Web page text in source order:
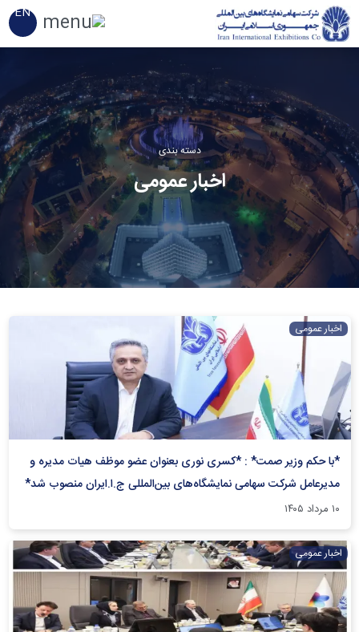
EN
دسته بندی
اخبار عمومی
اخبار عمومی
*با حکم وزیر صمت* : *کسری نوری بعنوان عضو موظف هیات مدیره و
مدیرعامل شرکت سهامی نمایشگاه‌های بین‌المللی ج.ا.ایران منصوب شد*
۱۰ مرداد ۱۴۰۵
اخبار عمومی